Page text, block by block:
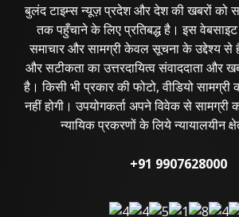
बुलंद टाइम्स न्यूज़ प्रदेश और देश की खबरों को
तक पहुँचाने के लिए प्रतिबद्ध है। इस
समाचार और सामग्री केवल सूचना के उद्देश्य से
और सटीकता का उत्तरदायित्व संवाददाता और
है। किसी भी प्रकार की फोटो, वीडियो सामग्री
नहीं होगी। उपयोगकर्ता अपने विवेक से सामग्री
न्यायिक प्रकरणों के लिये न्यायालयीन
+91 9907628000